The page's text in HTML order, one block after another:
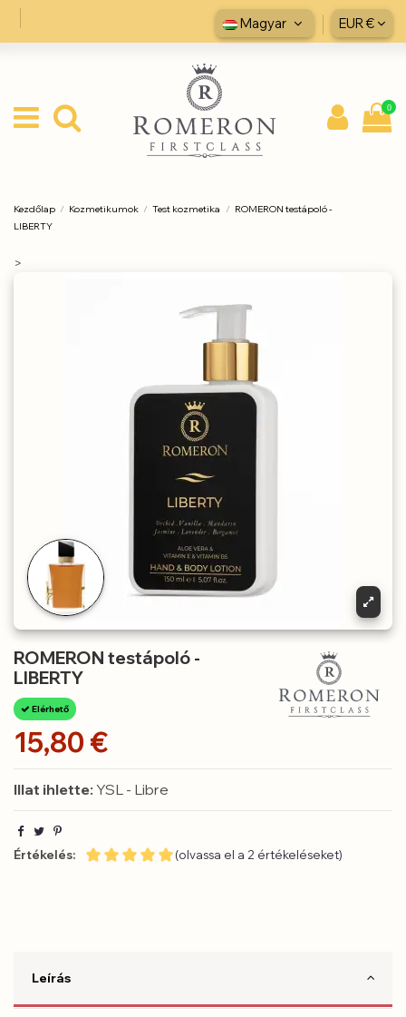
Magyar EUR €
0
Kezdőlap Kozmetikumok Test kozmetika
ROMERON testápoló -
LIBERTY
>
ROMERON testápoló -
LIBERTY
Elérhető
15,80 €
Illat ihlette: YSL - Libre
Értékelés: (olvassa el a 2 értékeléseket)
Leírás